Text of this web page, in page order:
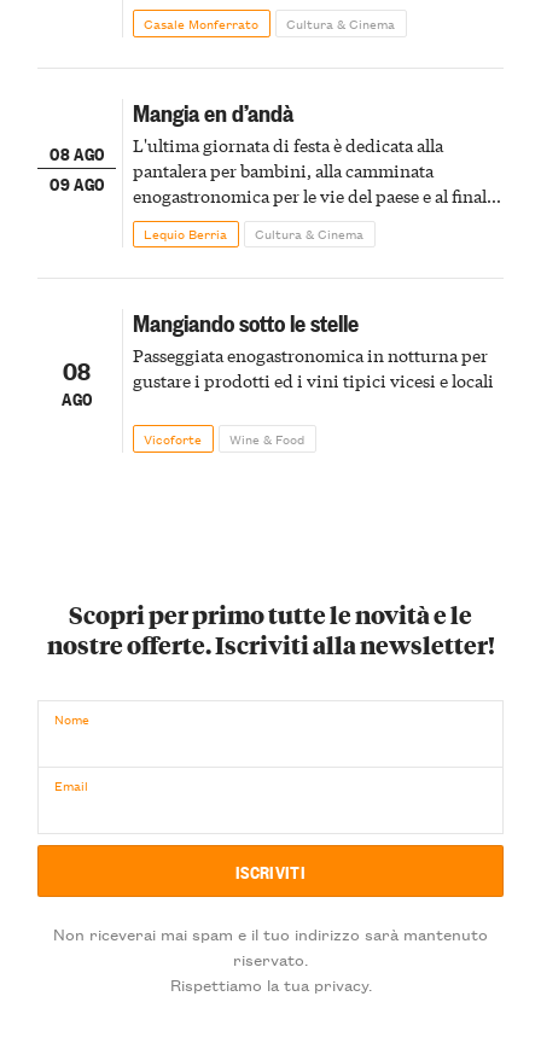
Casale Monferrato Cultura & Cinema
08 AGO
09 AGO
Mangia en d’andà
L'ultima giornata di festa è dedicata alla
pantalera per bambini, alla camminata
enogastronomica per le vie del paese e al finale
pirotecnico
Lequio Berria Cultura & Cinema
08
AGO
Mangiando sotto le stelle
Passeggiata enogastronomica in notturna per
gustare i prodotti ed i vini tipici vicesi e locali
Vicoforte Wine & Food
Scopri per primo tutte le novità e le
nostre offerte. Iscriviti alla newsletter!
Nome
Email
Non riceverai mai spam e il tuo indirizzo sarà mantenuto
riservato.
Rispettiamo la tua privacy.